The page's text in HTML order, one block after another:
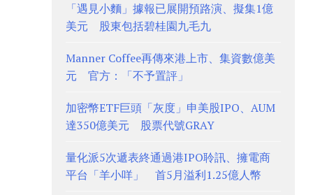
「遇見小麵」據報已展開預路演、擬集1億
美元 股東包括碧桂園九毛九
Manner Coffee再傳來港上市、集資數億美
元 官方：「不予置評」
加密幣ETF巨頭「灰度」申美股IPO、AUM
達350億美元 股票代號GRAY
量化派5次遞表終通過港IPO聆訊、擁電商
平台「羊小咩」 首5月溢利1.25億人幣